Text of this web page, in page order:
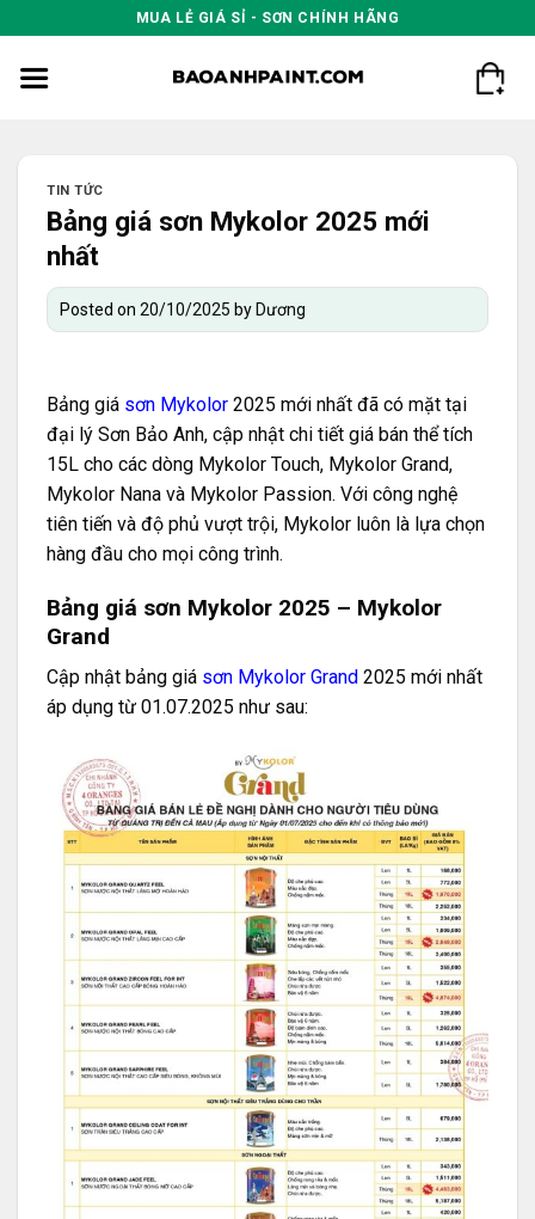
to
content
MUA LẺ GIÁ SỈ - SƠN CHÍNH HÃNG
TIN TỨC
Bảng giá sơn Mykolor 2025 mới
nhất
Posted on 20/10/2025 by Dương
Bảng giá sơn Mykolor 2025 mới nhất đã có mặt tại
đại lý Sơn Bảo Anh, cập nhật chi tiết giá bán thể tích
15L cho các dòng Mykolor Touch, Mykolor Grand,
Mykolor Nana và Mykolor Passion. Với công nghệ
tiên tiến và độ phủ vượt trội, Mykolor luôn là lựa chọn
hàng đầu cho mọi công trình.
Bảng giá sơn Mykolor 2025 – Mykolor
Grand
Cập nhật bảng giá sơn Mykolor Grand 2025 mới nhất
áp dụng từ 01.07.2025 như sau: